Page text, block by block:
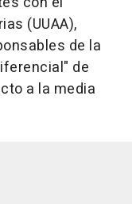
(UUAA),
de la
de
a la media